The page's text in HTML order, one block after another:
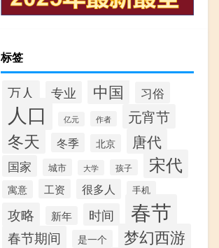
标签
万人 专业 中国 习俗
人口 亿元 作者 元宵节
冬天 冬季 北京 唐代
国家 城市 大学 孩子 宋代
寓意 工资 很多人 手机
攻略 新年 时间 春节
春节期间 是一个 梦幻西游